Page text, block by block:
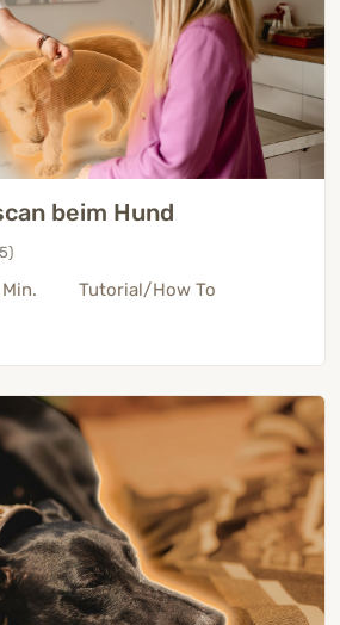
beim Hund
Tutorial/How To